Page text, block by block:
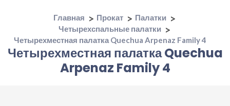
Главная Прокат
Палатки
Четырехспальные палатки
Четырехместная палатка Quechua Arpenaz Family 4
Четырехместная палатка Quechua
Arpenaz Family 4